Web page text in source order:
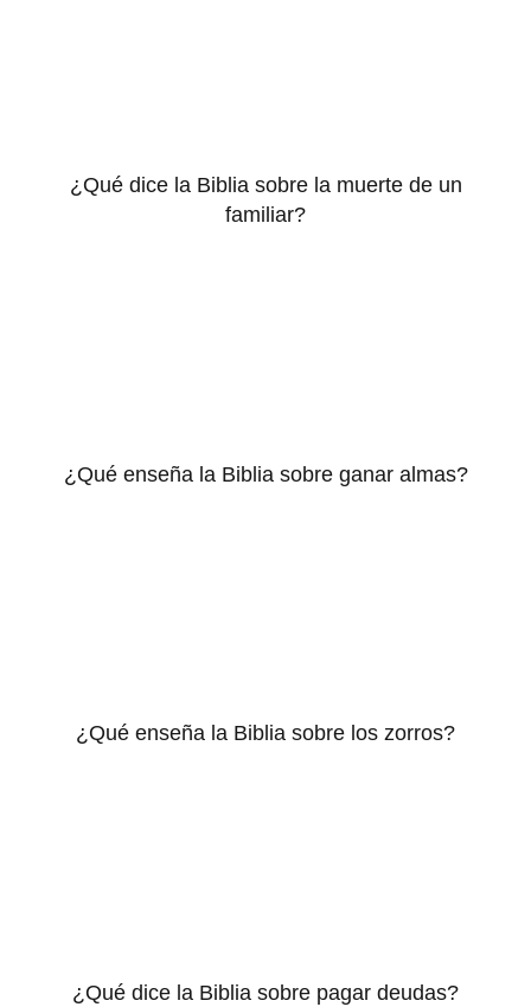
¿Qué dice la Biblia sobre la muerte de un
familiar?
¿Qué enseña la Biblia sobre ganar almas?
¿Qué enseña la Biblia sobre los zorros?
¿Qué dice la Biblia sobre pagar deudas?